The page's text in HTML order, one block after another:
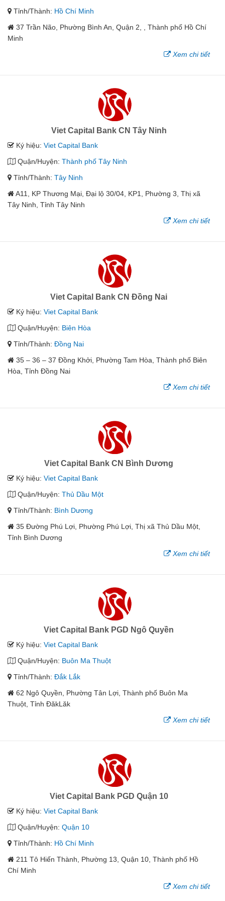
Tỉnh/Thành: Hồ Chí Minh
37 Trần Não, Phường Bình An, Quận 2, , Thành phố Hồ Chí
Minh
Xem chi tiết
Viet Capital Bank CN Tây Ninh
Ký hiệu: Viet Capital Bank
Quận/Huyện: Thành phố Tây Ninh
Tỉnh/Thành: Tây Ninh
A11, KP Thương Mại, Đại lộ 30/04, KP1, Phường 3, Thị xã
Tây Ninh, Tỉnh Tây Ninh
Xem chi tiết
Viet Capital Bank CN Đồng Nai
Ký hiệu: Viet Capital Bank
Quận/Huyện: Biên Hòa
Tỉnh/Thành: Đồng Nai
35 – 36 – 37 Đồng Khởi, Phường Tam Hòa, Thành phố Biên
Hòa, Tỉnh Đồng Nai
Xem chi tiết
Viet Capital Bank CN Bình Dương
Ký hiệu: Viet Capital Bank
Quận/Huyện: Thủ Dầu Một
Tỉnh/Thành: Bình Dương
35 Đường Phú Lợi, Phường Phú Lợi, Thị xã Thủ Dầu Một,
Tỉnh Bình Dương
Xem chi tiết
Viet Capital Bank PGD Ngô Quyền
Ký hiệu: Viet Capital Bank
Quận/Huyện: Buôn Ma Thuột
Tỉnh/Thành: Đắk Lắk
62 Ngô Quyền, Phường Tân Lợi, Thành phố Buôn Ma
Thuột, Tỉnh ĐăkLăk
Xem chi tiết
Viet Capital Bank PGD Quận 10
Ký hiệu: Viet Capital Bank
Quận/Huyện: Quận 10
Tỉnh/Thành: Hồ Chí Minh
211 Tô Hiến Thành, Phường 13, Quận 10, Thành phố Hồ
Chí Minh
Xem chi tiết